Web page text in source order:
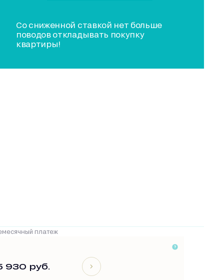
Со сниженной ставкой нет больше
поводов откладывать покупку
квартиры!
платеж
930 руб.